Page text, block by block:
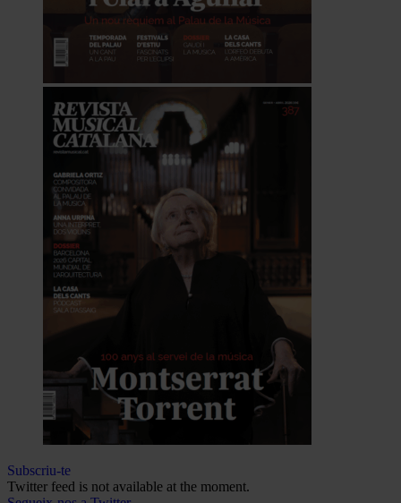
Subscriu-te
Twitter feed is not available at the moment.